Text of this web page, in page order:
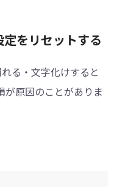
をリセットする
る・文字化けすると
が原因のことがありま